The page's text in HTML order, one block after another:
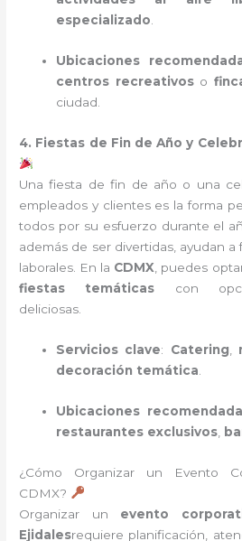
especializado.
Ubicaciones
centros recreativoso
ciudad.
4. Fiestas de Fin de Año y
Una fiesta de fin de año o una
empleados y clientes es la forma
todos por su esfuerzo durante el
además de ser divertidas, ayudan
laborales. En la CDMX , puedes
fiestas temáticas con
deliciosas.
Servicios clave: Catering
decoración temática
Ubicaciones
restaurantes exclusivos
¿Cómo Organizar un Evento
CDMX?
Organizar un evento
Ejidalesrequiere planificación,